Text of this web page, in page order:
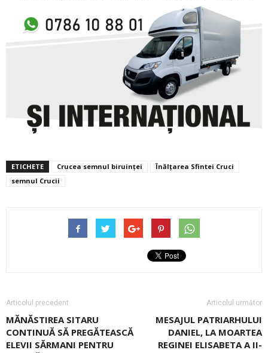
ETICHETE Crucea semnul biruinței
Înălțarea Sfintei Cruci
semnul Crucii
Articolul precedent
MĂNĂSTIREA SITARU
CONTINUĂ SĂ PREGĂTEASCĂ
ELEVII SĂRMANI PENTRU
Articolul următor
MESAJUL PATRIARHULUI
DANIEL, LA MOARTEA
REGINEI ELISABETA A II-